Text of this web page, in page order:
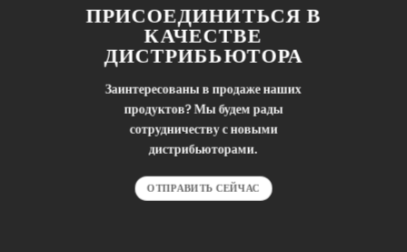
ПРИСОЕДИНИТЬСЯ В
КАЧЕСТВЕ
ДИСТРИБЬЮТОРА
Заинтересованы в продаже наших
продуктов? Мы будем рады
сотрудничеству с новыми
дистрибьюторами.
ОТПРАВИТЬ СЕЙЧАС